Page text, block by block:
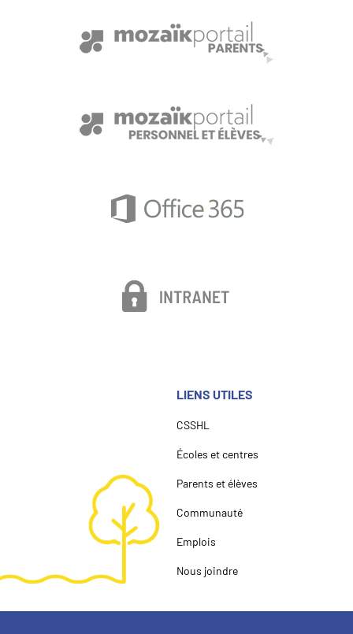
LIENS UTILES
CSSHL
Écoles et centres
Parents et élèves
Communauté
Emplois
Nous joindre